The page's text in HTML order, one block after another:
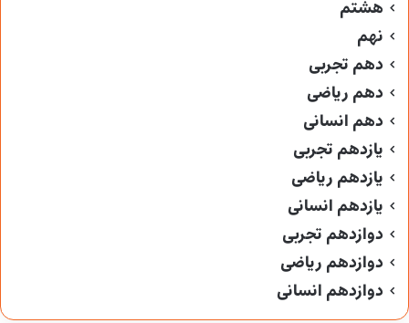
هشتم
نهم
دهم تجربی
دهم ریاضی
دهم انسانی
یازدهم تجربی
یازدهم ریاضی
یازدهم انسانی
دوازدهم تجربی
دوازدهم ریاضی
دوازدهم انسانی